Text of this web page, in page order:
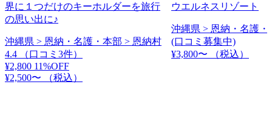
界に１つだけのキーホルダーを旅行
の思い出に♪
沖縄県 > 恩納・名護・本部 > 恩納村
4.4
（口コミ3件）
¥2,800 11%OFF
¥2,500〜
（税込）
ウエルネスリゾート
沖縄県 > 恩納・名護・
(口コミ募集中)
¥3,800〜
（税込）